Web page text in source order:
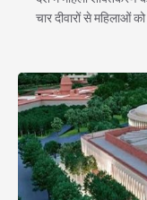
चार दीवारों से महिलाओं